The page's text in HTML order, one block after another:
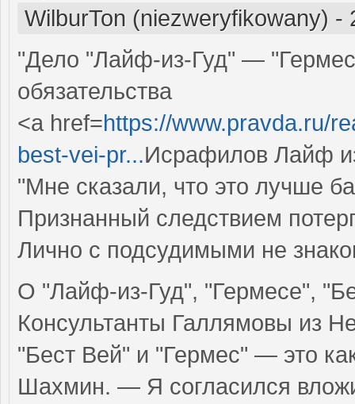
WilburTon (niezweryfikowany) -
"Дело "Лайф-из-Гуд" —
обязательства
<a href=https://www.pravda.ru/
best-vei-pr...Исрафилов Лайф
"Мне сказали, что это лучше
Признанный следствием
Лично с подсудимыми не
О "Лайф-из-Гуд", "Гермесе",
Консультанты Галлямовы из
"Бест Вей" и "Гермес" — это
Шахмин. — Я согласился